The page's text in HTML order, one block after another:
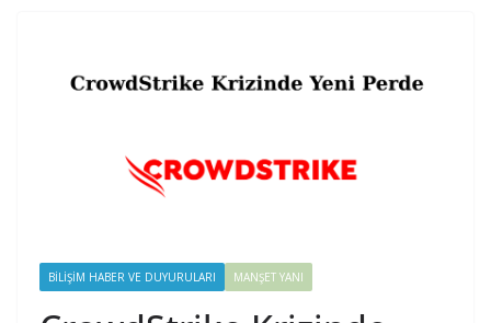
BILIŞIM HABER VE DUYURULARI MANŞET YANI